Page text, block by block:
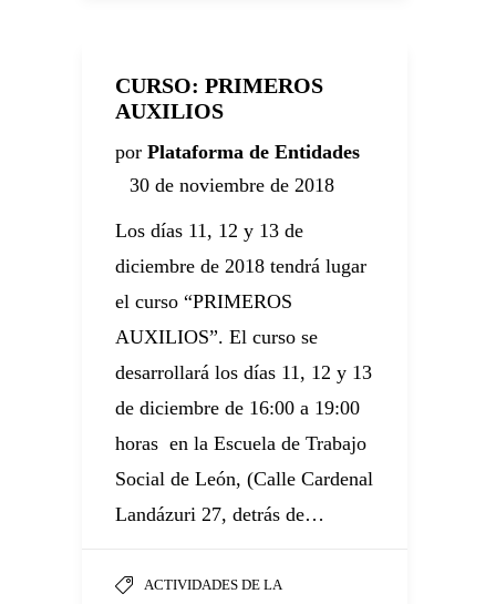
CURSO: PRIMEROS
AUXILIOS
por Plataforma de Entidades
30 de noviembre de 2018
Los días 11, 12 y 13 de
diciembre de 2018 tendrá lugar
el curso “PRIMEROS
AUXILIOS”. El curso se
desarrollará los días 11, 12 y 13
de diciembre de 16:00 a 19:00
horas en la Escuela de Trabajo
Social de León, (Calle Cardenal
Landázuri 27, detrás de…
ACTIVIDADES DE LA